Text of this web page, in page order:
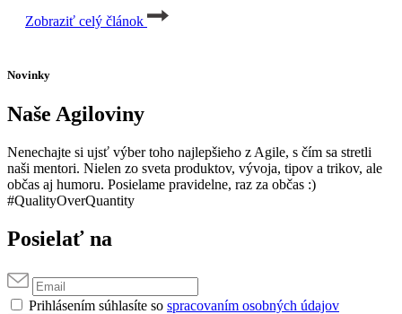
Zobraziť celý článok
Novinky
Naše Agiloviny
Nenechajte si ujsť výber toho najlepšieho z Agile, s čím sa stretli
naši mentori. Nielen zo sveta produktov, vývoja, tipov a trikov, ale
občas aj humoru. Posielame pravidelne, raz za občas :)
#QualityOverQuantity
Posielať na
Prihlásením súhlasíte so spracovaním osobných údajov